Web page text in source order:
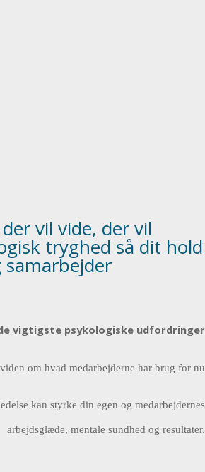
vil vide, der vil
tryghed så dit hold
vigtigste psykologiske udfordringer
om hvad medarbejderne har brug for nu
kan styrke din egen og medarbejdernes
arbejdsglæde, mentale sundhed og resultater.